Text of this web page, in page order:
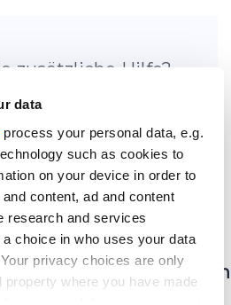
data
process your personal data, e.g.
such as cookies to
on your device in order to
content, ad and content
research and services
choice in who uses your data
privacy choices are only
property where you have made
zusätzliche Hilfe?
Seien Sie der Erste, der
von neuen
Investmentmöglichkeiten